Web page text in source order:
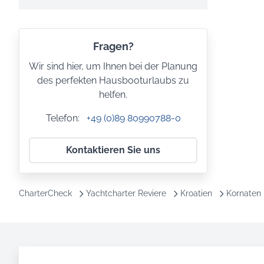
Fragen?
Wir sind hier, um Ihnen bei der Planung
des perfekten Hausbooturlaubs zu
helfen.
Telefon: +49 (0)89 80990788-0
Kontaktieren Sie uns
CharterCheck Yachtcharter Reviere Kroatien Kornaten